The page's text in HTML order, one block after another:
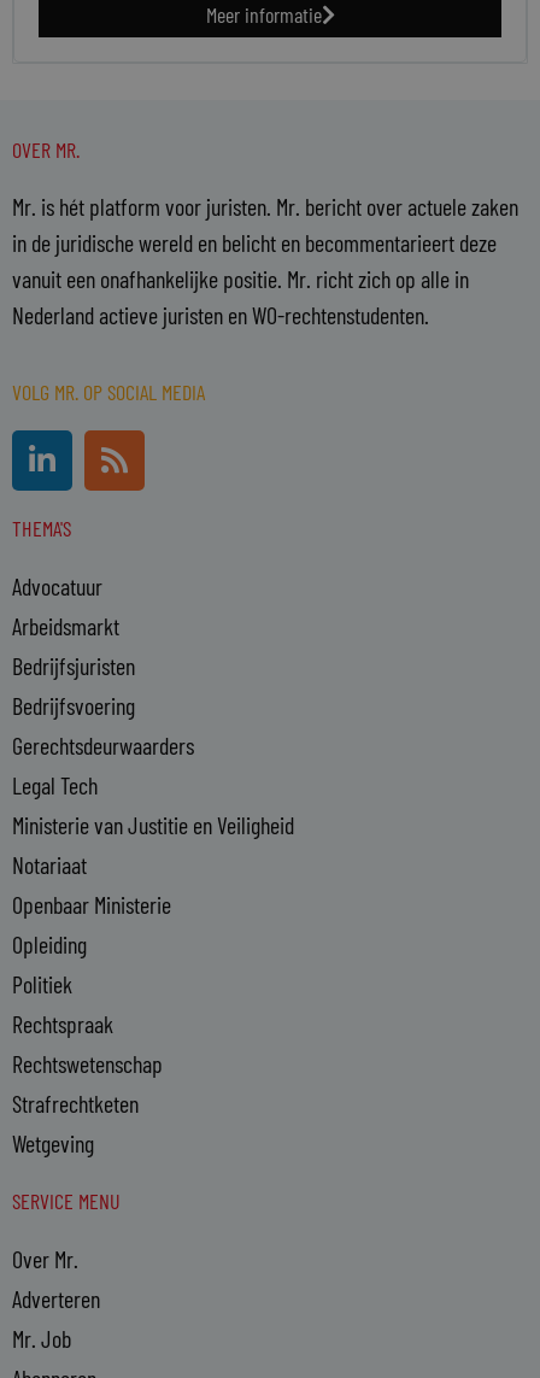
Meer informatie
OVER MR.
Mr. is hét platform voor juristen. Mr. bericht over actuele zaken
in de juridische wereld en belicht en becommentarieert deze
vanuit een onafhankelijke positie. Mr. richt zich op alle in
Nederland actieve juristen en WO-rechtenstudenten.
VOLG MR. OP SOCIAL MEDIA
L
i
n
k
d
i
n
-
i
n
R
s
s
THEMA'S
Advocatuur
Arbeidsmarkt
Bedrijfsjuristen
Bedrijfsvoering
Gerechtsdeurwaarders
Legal Tech
Ministerie van Justitie en Veiligheid
Notariaat
Openbaar Ministerie
Opleiding
Politiek
Rechtspraak
Rechtswetenschap
Strafrechtketen
Wetgeving
SERVICE MENU
Over Mr.
Adverteren
Mr. Job